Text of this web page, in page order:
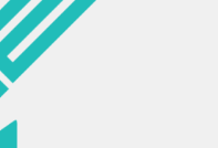
شفاف و نامرئی: پس از
چسبندگی قوی: اتصال محکم
تمیز بودن کار: بدون ایجاد